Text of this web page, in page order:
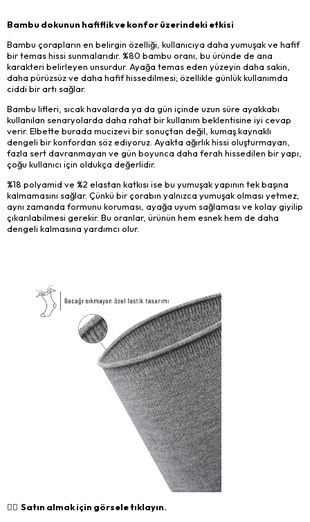
Bambu dokunun hafiflik ve konfor üzerindeki etkisi
Bambu çorapların en belirgin özelliği, kullanıcıya daha yumuşak ve hafif
bir temas hissi sunmalarıdır. %80 bambu oranı, bu üründe de ana
karakteri belirleyen unsurdur. Ayağa temas eden yüzeyin daha sakin,
daha pürüzsüz ve daha hafif hissedilmesi; özellikle günlük kullanımda
ciddi bir artı sağlar.
Bambu lifleri, sıcak havalarda ya da gün içinde uzun süre ayakkabı
kullanılan senaryolarda daha rahat bir kullanım beklentisine iyi cevap
verir. Elbette burada mucizevi bir sonuçtan değil, kumaş kaynaklı
dengeli bir konfordan söz ediyoruz. Ayakta ağırlık hissi oluşturmayan,
fazla sert davranmayan ve gün boyunca daha ferah hissedilen bir yapı,
çoğu kullanıcı için oldukça değerlidir.
%18 polyamid ve %2 elastan katkısı ise bu yumuşak yapının tek başına
kalmamasını sağlar. Çünkü bir çorabın yalnızca yumuşak olması yetmez;
aynı zamanda formunu koruması, ayağa uyum sağlaması ve kolay giyilip
çıkarılabilmesi gerekir. Bu oranlar, ürünün hem esnek hem de daha
dengeli kalmasına yardımcı olur.
👉🏻 Satın almak için görsele tıklayın.